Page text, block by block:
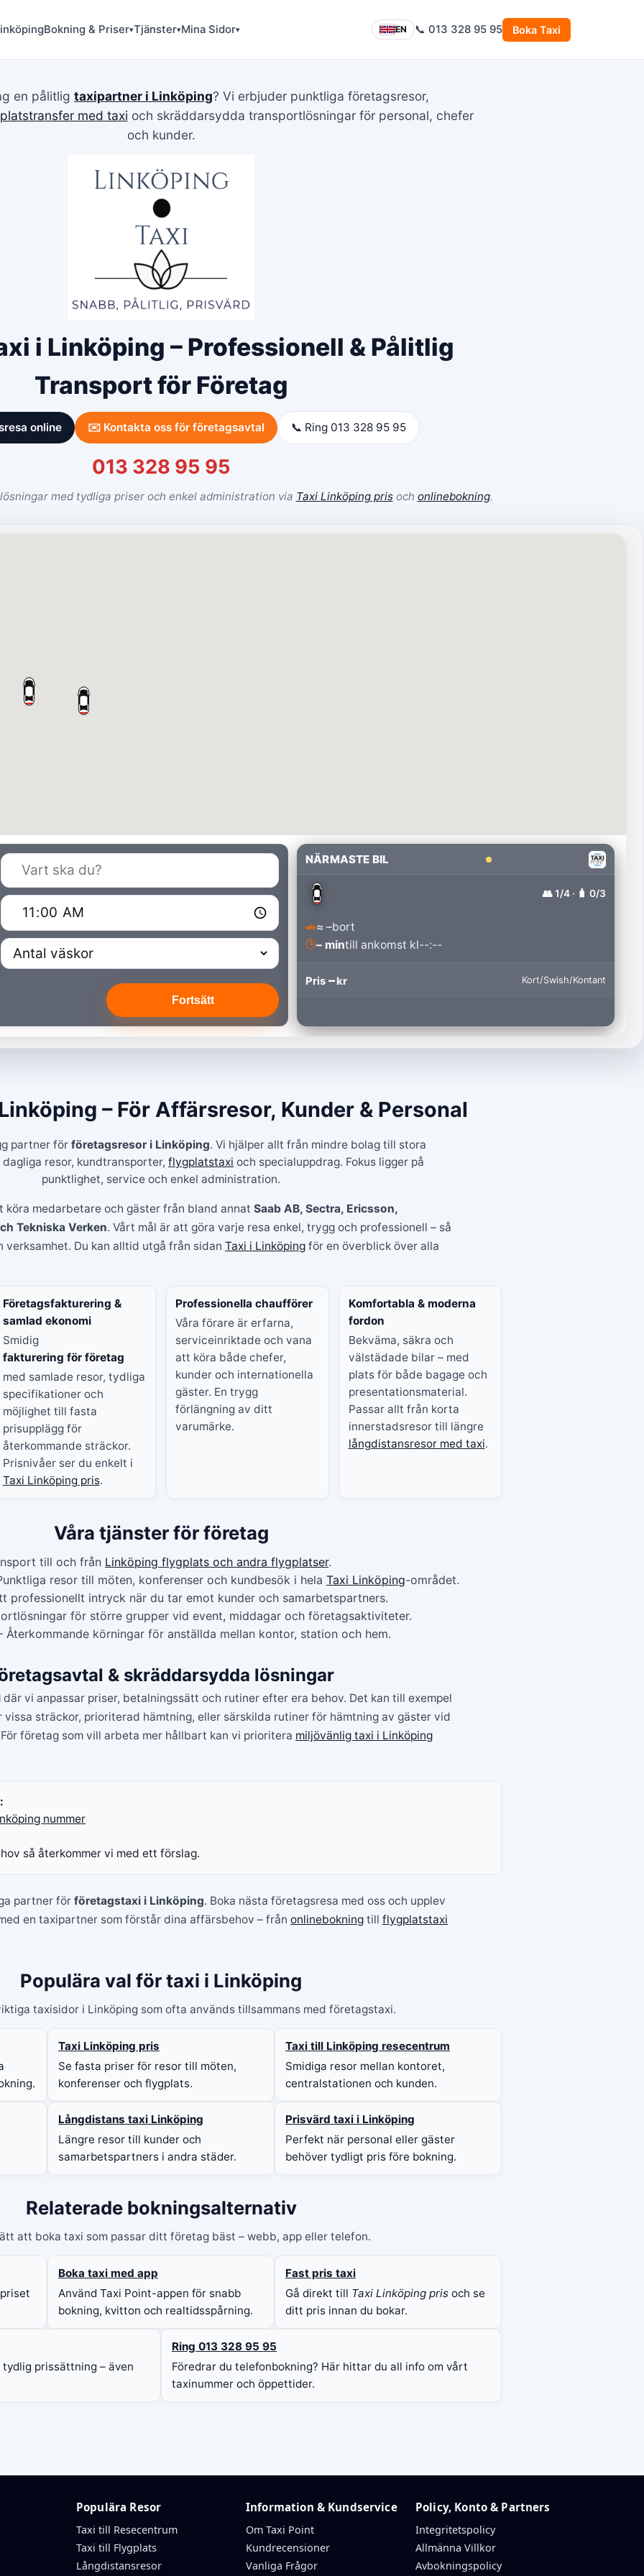
Bokning & Priser▾Tjänster▾Mina Sidor▾ EN 📞 013 328 95 95 Boka Taxi
en pålitlig taxipartner i Linköping? Vi erbjuder punktliga företagsresor,
med taxi och skräddarsydda transportlösningar för personal, chefer
och kunder.
i Linköping – Professionell & Pålitlig
Transport för Företag
online ✉️ Kontakta oss för företagsavtal 📞 Ring 013 328 95 95
013 328 95 95
med tydliga priser och enkel administration via Taxi Linköping prisoch onlinebokning.
Fortsätt
NÄRMASTE BIL
👥1/4 · 🧳 0/3
🚗≈ –bort
🕒– mintill ankomst kl--:--
Pris –kr Kort/Swish/Kontant
– För Affärsresor, Kunder & Personal
partner för företagsresor i Linköping. Vi hjälper allt från mindre bolag till stora
resor, kundtransporter, flygplatstaxi och specialuppdrag. Fokus ligger på
punktlighet, service och enkel administration.
medarbetare och gäster från bland annat Saab AB, Sectra, Ericsson,
Tekniska Verken. Vårt mål är att göra varje resa enkel, trygg och professionell – så
verksamhet. Du kan alltid utgå från sidan Taxi i Linköping för en överblick över alla
Företagsfakturering &
samlad ekonomi
Smidig
fakturering för företag
med samlade resor, tydliga
specifikationer och
möjlighet till fasta
prisupplägg för
återkommande sträckor.
Prisnivåer ser du enkelt i
Taxi Linköping pris.
Professionella chaufförer
Våra förare är erfarna,
serviceinriktade och vana
att köra både chefer,
kunder och internationella
gäster. En trygg
förlängning av ditt
varumärke.
Komfortabla & moderna
fordon
Bekväma, säkra och
välstädade bilar – med
plats för både bagage och
presentationsmaterial.
Passar allt från korta
innerstadsresor till längre
långdistansresor med taxi.
Våra tjänster för företag
till och från Linköping flygplats och andra flygplatser.
resor till möten, konferenser och kundbesök i hela Taxi Linköping-området.
professionellt intryck när du tar emot kunder och samarbetspartners.
för större grupper vid event, middagar och företagsaktiviteter.
Återkommande körningar för anställda mellan kontor, station och hem.
& skräddarsydda lösningar
där vi anpassar priser, betalningssätt och rutiner efter era behov. Det kan till exempel
sträckor, prioriterad hämtning, eller särskilda rutiner för hämtning av gäster vid
företag som vill arbeta mer hållbart kan vi prioritera miljövänlig taxi i Linköping
nummer
så återkommer vi med ett förslag.
partner för företagstaxi i Linköping. Boka nästa företagsresa med oss och upplev
en taxipartner som förstår dina affärsbehov – från onlinebokning till flygplatstaxi
Populära val för taxi i Linköping
taxisidor i Linköping som ofta används tillsammans med företagstaxi.
Taxi Linköping pris
Se fasta priser för resor till möten,
konferenser och flygplats.
Taxi till Linköping resecentrum
Smidiga resor mellan kontoret,
centralstationen och kunden.
Långdistans taxi Linköping
Längre resor till kunder och
samarbetspartners i andra städer.
Prisvärd taxi i Linköping
Perfekt när personal eller gäster
behöver tydligt pris före bokning.
Relaterade bokningsalternativ
att boka taxi som passar ditt företag bäst – webb, app eller telefon.
Boka taxi med app
Använd Taxi Point-appen för snabb
bokning, kvitton och realtidsspårning.
Fast pris taxi
Gå direkt till Taxi Linköping pris och se
ditt pris innan du bokar.
prissättning – även
Ring 013 328 95 95
Föredrar du telefonbokning? Här hittar du all info om vårt
taxinummer och öppettider.
Populära Resor
Taxi till Resecentrum
Taxi till Flygplats
Långdistansresor
Information & Kundservice
Om Taxi Point
Kundrecensioner
Vanliga Frågor
Policy, Konto & Partners
Integritetspolicy
Allmänna Villkor
Avbokningspolicy